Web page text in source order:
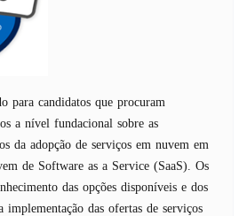
para candidatos que procuram
a nível fundacional sobre as
da adopção de serviços em nuvem em
de Software as a Service (SaaS). Os
das opções disponíveis e dos
implementação das ofertas de serviços